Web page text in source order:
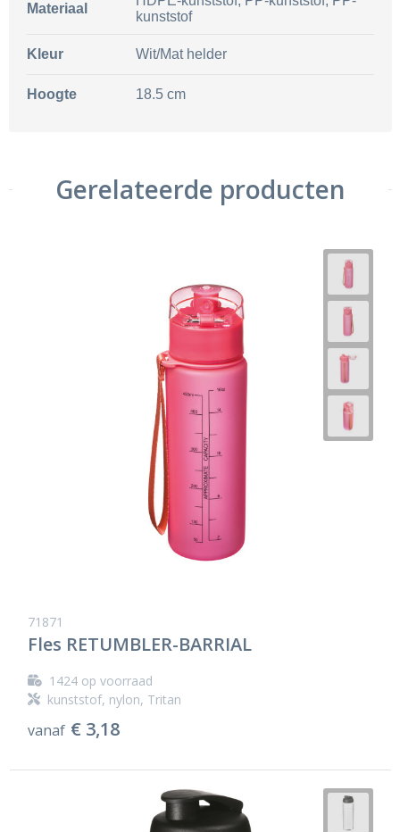
Materiaal
kunststof
Kleur Wit/Mat helder
Hoogte 18.5 cm
Gerelateerde producten
71871
Fles RETUMBLER-BARRIAL
1424op voorraad
kunststof, nylon, Tritan
vanaf € 3,18